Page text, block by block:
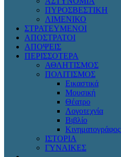
ΠΥΡΟΣΒΕΣΤΙΚΗ
ΛΙΜΕΝΙΚΟ
ΣΤΡΑΤΕΥΜΕΝΟΙ
ΑΠΟΣΤΡΑΤΟΙ
ΑΠΟΨΕΙΣ
ΠΕΡΙΣΣΟΤΕΡΑ
ΑΘΛΗΤΙΣΜΟΣ
ΠΟΛΙΤΙΣΜΟΣ
Εικαστικά
Μουσική
Θέατρο
Λογοτεχνία
Βιβλίο
Κινηματογράφος
ΙΣΤΟΡΙΑ
ΓΥΝΑΙΚΕΣ